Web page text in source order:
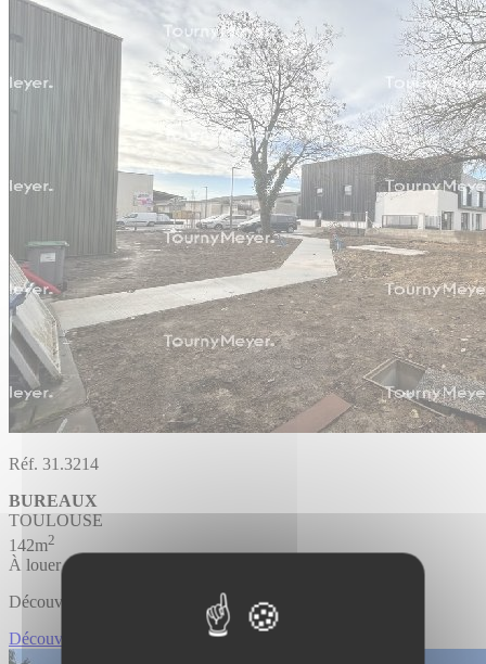
Réf. 31.3214
BUREAUX
TOULOUSE
142m2
À louer
Découvrir l'offre
Découvrir BUREAUX